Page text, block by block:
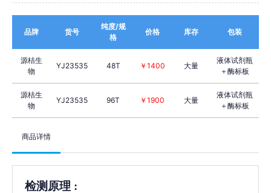
品牌 货号
纯度/规
格
价格 库存 包装
源桔生
物
YJ23535 48T ￥1400 大量
液体试剂瓶
＋酶标板
源桔生
物
YJ23535 96T ￥1900 大量
液体试剂瓶
＋酶标板
商品详情
检测原理 :